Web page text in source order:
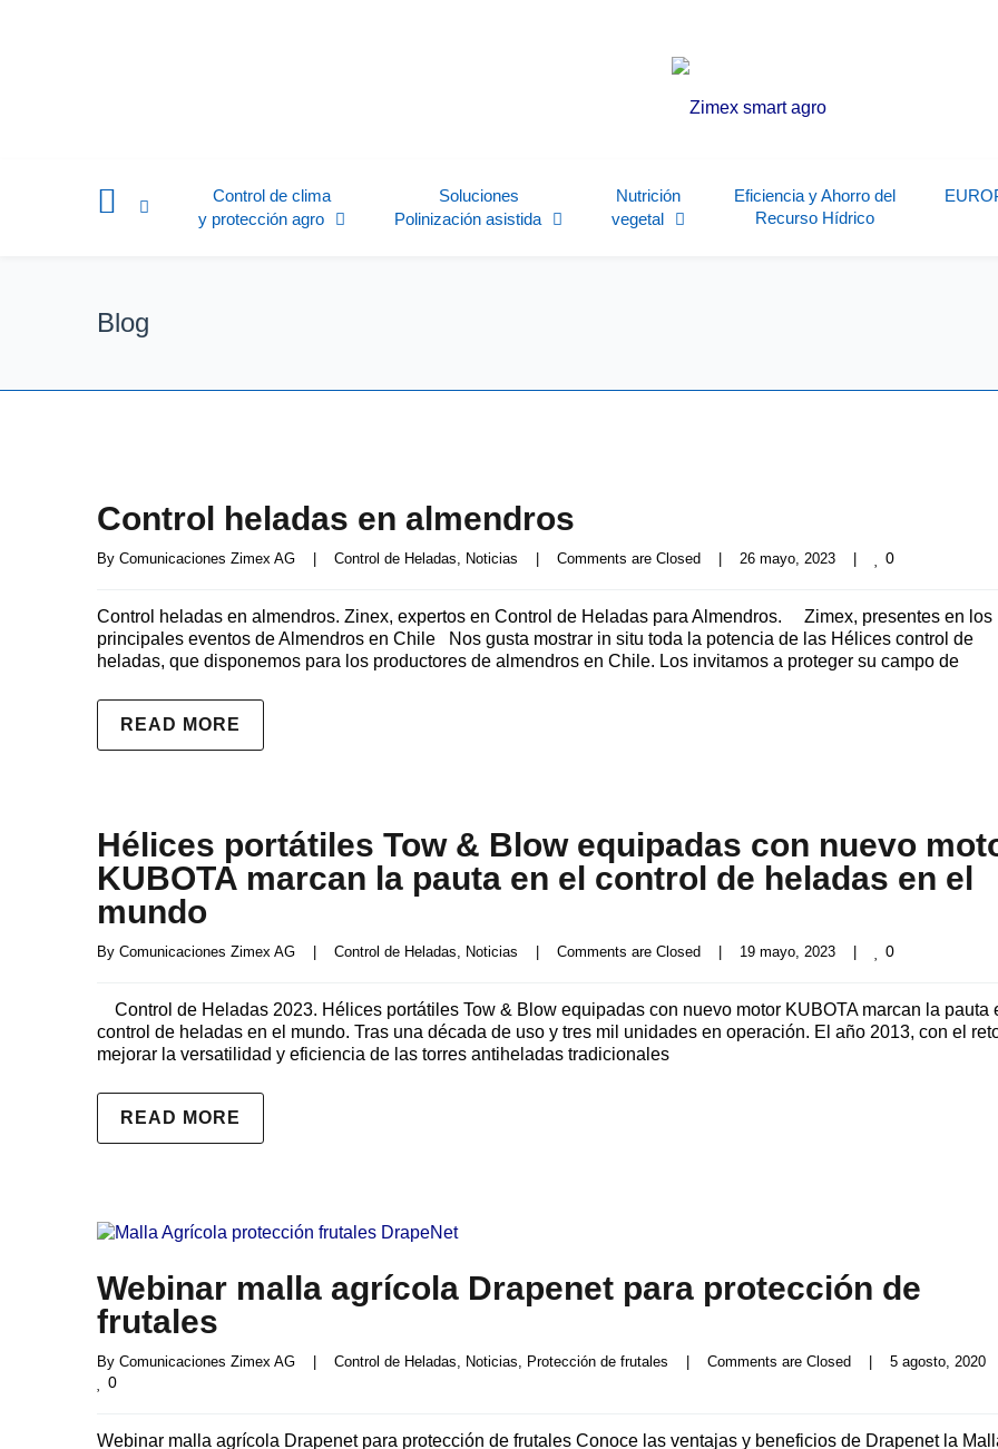
Control de clima
y protección agro
Soluciones
Polinización asistida
Nutrición
vegetal
Eficiencia y Ahorro del
Recurso Hídrico
Blog
Control heladas en almendros
By Comunicaciones Zimex AG Control de Heladas, Noticias Comments are Closed 26 mayo, 2023 0
Control heladas en almendros. Zinex, expertos en Control de Heladas para Almendros. Zimex, presentes en los
principales eventos de Almendros en Chile Nos gusta mostrar in situ toda la potencia de las Hélices control de
heladas, que disponemos para los productores de almendros en Chile. Los invitamos a proteger su campo de
READ MORE
Hélices portátiles Tow & Blow equipadas con nuevo
KUBOTA marcan la pauta en el control de heladas en el
mundo
By Comunicaciones Zimex AG Control de Heladas, Noticias Comments are Closed 19 mayo, 2023 0
Control de Heladas 2023. Hélices portátiles Tow & Blow equipadas con nuevo motor KUBOTA marcan la pauta
control de heladas en el mundo. Tras una década de uso y tres mil unidades en operación. El año 2013, con el
mejorar la versatilidad y eficiencia de las torres antiheladas tradicionales
READ MORE
Webinar malla agrícola Drapenet para protección de
frutales
By Comunicaciones Zimex AG Control de Heladas, Noticias, Protección de frutales Comments are Closed 5 agosto,
0
Webinar malla agrícola Drapenet para protección de frutales Conoce las ventajas y beneficios de Drapenet la